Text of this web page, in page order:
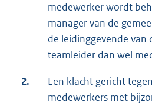
medewerker wordt
manager van de
de leidinggevende van
teamleider dan wel
2.
Een klacht gericht
medewerkers met